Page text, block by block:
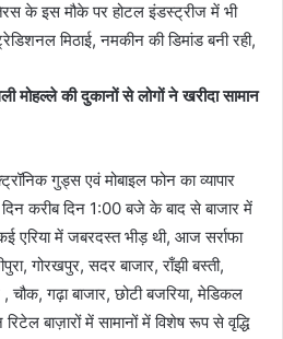
के इस मौके पर होटल इंडस्ट्रीज में भी
मिठाई, नमकीन की डिमांड बनी रही,
मोहल्ले की दुकानों से लोगों ने खरीदा सामान
गुड्स एवं मोबाइल फोन का व्यापार
करीब दिन 1:00 बजे के बाद से बाजार में
एरिया में जबरदस्त भीड़ थी, आज सर्राफा
गोरखपुर, सदर बाजार, राँझी बस्ती,
चौक, गढ़ा बाजार, छोटी बजरिया, मेडिकल
रिटेल बाज़ारों में सामानों में विशेष रूप से वृद्धि